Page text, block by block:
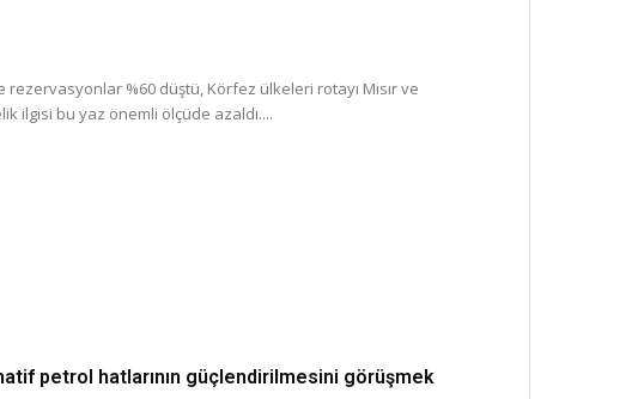
%60 düştü, Körfez ülkeleri rotayı Mısır ve
ilgisi bu yaz önemli ölçüde azaldı....
petrol hatlarının güçlendirilmesini görüşmek